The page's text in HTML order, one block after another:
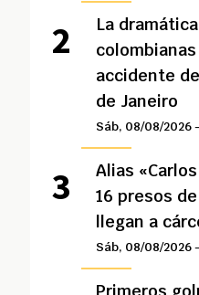
La
accidente
de Janeiro
Sáb, 08/08/2026
Alias
16 presos
Sáb, 08/08/2026